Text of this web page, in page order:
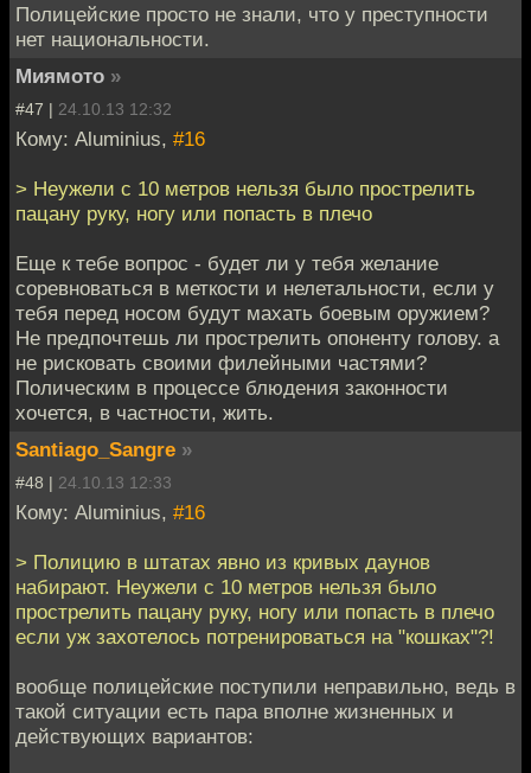
Полицейские просто не знали, что у преступности
нет национальности.
Миямото »
#47 | 24.10.13 12:32
Кому: Aluminius, #16
> Неужели с 10 метров нельзя было прострелить
пацану руку, ногу или попасть в плечо
Еще к тебе вопрос - будет ли у тебя желание
соревноваться в меткости и нелетальности, если у
тебя перед носом будут махать боевым оружием?
Не предпочтешь ли прострелить опоненту голову. а
не рисковать своими филейными частями?
Полическим в процессе блюдения законности
хочется, в частности, жить.
Santiago_Sangre »
#48 | 24.10.13 12:33
Кому: Aluminius, #16
> Полицию в штатах явно из кривых даунов
набирают. Неужели с 10 метров нельзя было
прострелить пацану руку, ногу или попасть в плечо
если уж захотелось потренироваться на "кошках"?!
вообще полицейские поступили неправильно, ведь в
такой ситуации есть пара вполне жизненных и
действующих вариантов: